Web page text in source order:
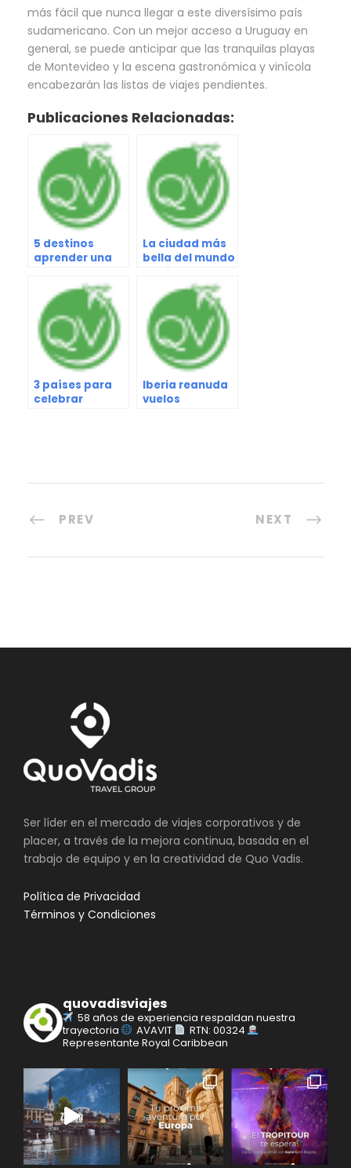
más fácil que nunca llegar a este diversísimo país
sudamericano. Con un mejor acceso a Uruguay en
general, se puede anticipar que las tranquilas playas
de Montevideo y la escena gastronómica y vinícola
encabezarán las listas de viajes pendientes.
Publicaciones Relacionadas:
5 destinos
aprender una
La ciudad más
bella del mundo
3 países para
celebrar
Iberia reanuda
vuelos
PREV NEXT
Ser líder en el mercado de viajes corporativos y de
placer, a través de la mejora continua, basada en el
trabajo de equipo y en la creatividad de Quo Vadis.
Política de Privacidad
Términos y Condiciones
quovadisviajes
58 años de experiencia respaldan nuestra
trayectoria
AVAVIT
RTN: 00324
Representante Royal Caribbean